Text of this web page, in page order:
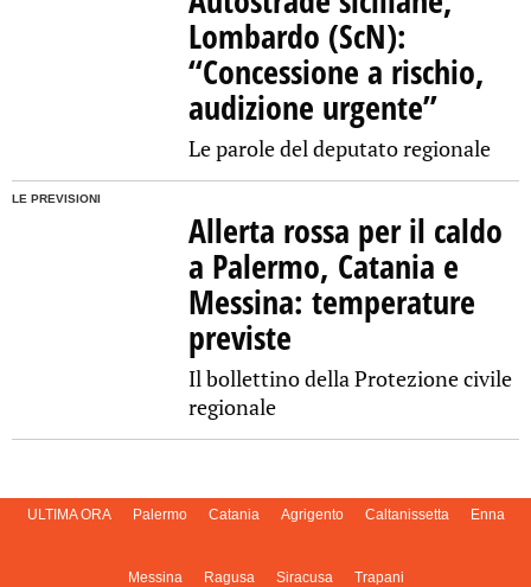
Lombardo (ScN):
“Concessione a rischio,
audizione urgente”
Le parole del deputato regionale
LE PREVISIONI
Allerta rossa per il caldo
a Palermo, Catania e
Messina: temperature
previste
Il bollettino della Protezione civile
regionale
ULTIMA ORA Palermo Catania Agrigento Caltanissetta Enna
Messina Ragusa Siracusa Trapani